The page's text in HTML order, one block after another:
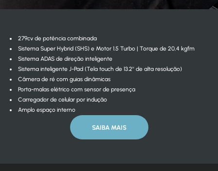
279cv de potência combinada
Sistema Super Hybrid (SHS) e Motor 1.5 Turbo | Torque de 20,4 kgfm
Sistema ADAS de direção inteligente
Sistema inteligente J-Pad (Tela touch de 13.2'' de alta resolução)
Câmera de ré com guias dinâmicas
Porta-malas elétrico com sensor de presença
Carregador de celular por indução
Amplo espaço interno
SAIBA MAIS